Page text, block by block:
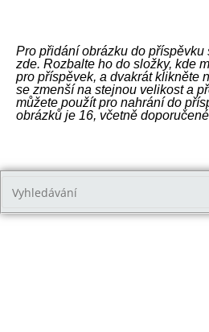
Pro přidání obrázku do příspěvku
zde. Rozbalte ho do složky, kde
pro příspěvek, a dvakrát klikněte
se zmenší na stejnou velikost a
můžete použít pro nahrání do
obrázků je 16, včetně